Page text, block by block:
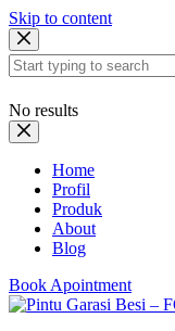
Skip to content
No results
Home
Profil
Produk
About
Blog
Book Apointment